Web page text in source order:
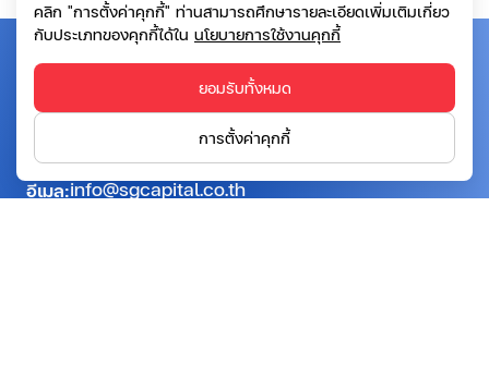
บริษัท เอสจี แคปปิตอล จำกัด (มหาชน)
ที่อยู่:
อาคารโทรคมนาคม บางรัก ชั้น 20 เลขที่ 72 ถนน
เจริญกรุง แขวงบางรัก เขตบางรัก กรุงเทพฯ 10500
อีเมล:info@sgcapital.co.th
คลิก "การตั้งค่าคุกกี้" ท่านสามารถศึกษารายละเอียดเพิ่มเติมเกี่ยว
กับประเภทของคุกกี้ได้ใน นโยบายการใช้งานคุกกี้
ยอมรับทั้งหมด
การตั้งค่าคุกกี้